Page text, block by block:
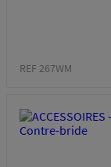
REF 267WM